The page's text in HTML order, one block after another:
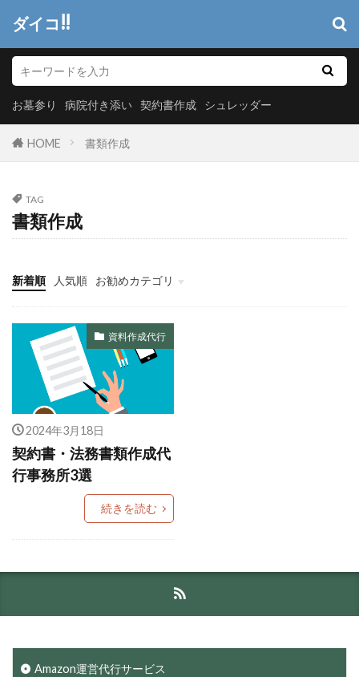
ダイコ!!
お墓参り 病院付き添い 契約書作成 シュレッダー
HOME 書類作成
TAG
書類作成
新着順 人気順 お勧めカテゴリ
ヘッダーメニュー
システム開発
情報システム
マーケティング
資料作成代行
2024年3月18日
契約書・法務書類作成代
行事務所3選
続きを読む
Amazon運営代行サービス